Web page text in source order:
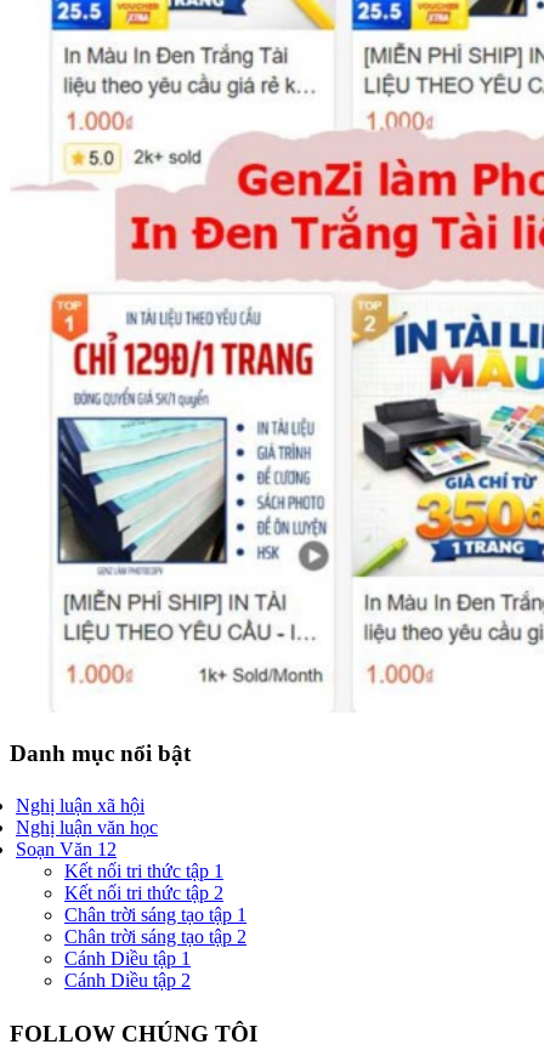
Danh mục nổi bật
Nghị luận xã hội
Nghị luận văn học
Soạn Văn 12
Kết nối tri thức tập 1
Kết nối tri thức tập 2
Chân trời sáng tạo tập 1
Chân trời sáng tạo tập 2
Cánh Diều tập 1
Cánh Diều tập 2
FOLLOW CHÚNG TÔI